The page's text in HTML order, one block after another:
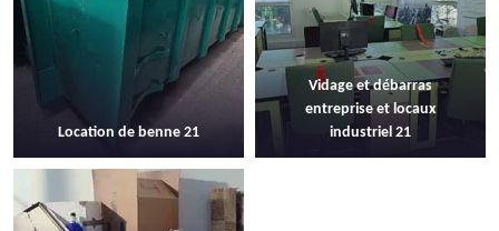
Location de benne 21
Vidage et débarras
entreprise et locaux
industriel 21